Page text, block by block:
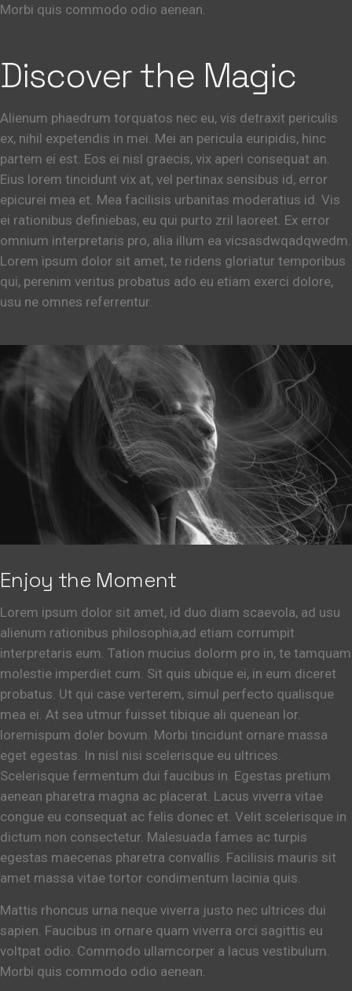
Morbi quis commodo odio aenean.
Discover the Magic
Alienum phaedrum torquatos nec eu, vis detraxit periculis
ex, nihil expetendis in mei. Mei an pericula euripidis, hinc
partem ei est. Eos ei nisl graecis, vix aperi consequat an.
Eius lorem tincidunt vix at, vel pertinax sensibus id, error
epicurei mea et. Mea facilisis urbanitas moderatius id. Vis
ei rationibus definiebas, eu qui purto zril laoreet. Ex error
omnium interpretaris pro, alia illum ea vicsasdwqadqwedm.
Lorem ipsum dolor sit amet, te ridens gloriatur temporibus
qui, perenim veritus probatus ado eu etiam exerci dolore,
usu ne omnes referrentur.
Enjoy the Moment
Lorem ipsum dolor sit amet, id duo diam scaevola, ad usu
alienum rationibus philosophia,ad etiam corrumpit
interpretaris eum. Tation mucius dolorm pro in, te tamquam
molestie imperdiet cum. Sit quis ubique ei, in eum diceret
probatus. Ut qui case verterem, simul perfecto qualisque
mea ei. At sea utmur fuisset tibique ali quenean lor.
loremispum doler bovum. Morbi tincidunt ornare massa
eget egestas. In nisl nisi scelerisque eu ultrices.
Scelerisque fermentum dui faucibus in. Egestas pretium
aenean pharetra magna ac placerat. Lacus viverra vitae
congue eu consequat ac felis donec et. Velit scelerisque in
dictum non consectetur. Malesuada fames ac turpis
egestas maecenas pharetra convallis. Facilisis mauris sit
amet massa vitae tortor condimentum lacinia quis.
Mattis rhoncus urna neque viverra justo nec ultrices dui
sapien. Faucibus in ornare quam viverra orci sagittis eu
voltpat odio. Commodo ullamcorper a lacus vestibulum.
Morbi quis commodo odio aenean.